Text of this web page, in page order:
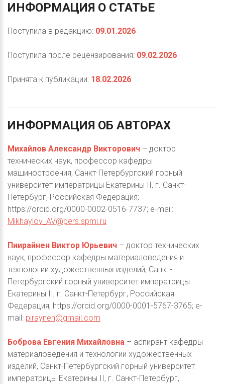
ИНФОРМАЦИЯ О СТАТЬЕ
Поступила в редакцию: 09.01.2026
Поступила после рецензирования: 09.02.2026
Принята к публикации: 18.02.2026
ИНФОРМАЦИЯ ОБ АВТОРАХ
Михайлов Александр Викторович – доктор
технических наук, профессор кафедры
машиностроения, Санкт-Петербургский горный
университет императрицы Екатерины II, г. Санкт-
Петербург, Российская Федерация;
https://orcid.org/0000-0002-0516-7737; e-mail:
Mikhaylov_AV@pers.spmi.ru
Пиирайнен Виктор Юрьевич – доктор технических
наук, профессор кафедры материаловедения и
технологии художественных изделий, Санкт-
Петербургский горный университет императрицы
Екатерины II, г. Санкт-Петербург, Российская
Федерация; https://orcid.org/0000-0001-5767-3765; e-
mail: piraynen@gmail.com
Боброва Евгения Михайловна – аспирант кафедры
материаловедения и технологии художественных
изделий, Санкт-Петербургский горный университет
императрицы Екатерины II, г. Санкт-Петербург,